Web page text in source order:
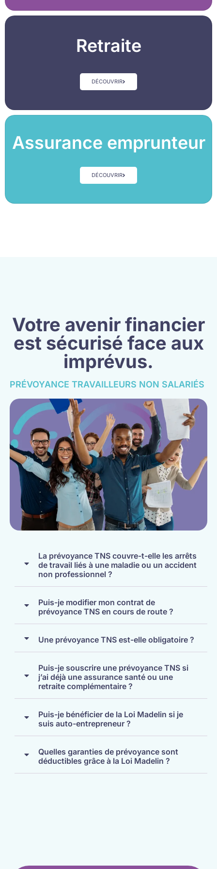
Retraite
DÉCOUVRIR
Assurance emprunteur
DÉCOUVRIR
Votre avenir financier
est sécurisé face aux
imprévus.
PRÉVOYANCE TRAVAILLEURS NON SALARIÉS
La prévoyance TNS couvre-t-elle les arrêts
de travail liés à une maladie ou un accident
non professionnel ?
Puis-je modifier mon contrat de
prévoyance TNS en cours de route ?
Une prévoyance TNS est-elle obligatoire ?
Puis-je souscrire une prévoyance TNS si
j’ai déjà une assurance santé ou une
retraite complémentaire ?
Puis-je bénéficier de la Loi Madelin si je
suis auto-entrepreneur ?
Quelles garanties de prévoyance sont
déductibles grâce à la Loi Madelin ?